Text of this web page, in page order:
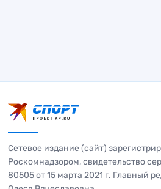
Сетевое издание (сайт)
Роскомнадзором, свидетельство
80505 от 15 марта 2021 г. Главный